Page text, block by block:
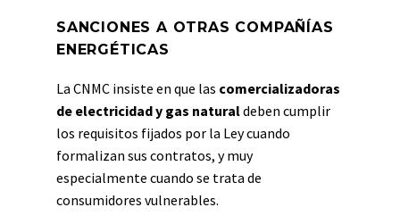
SANCIONES A OTRAS COMPAÑÍAS
ENERGÉTICAS
La CNMC insiste en que las comercializadoras
de electricidad y gas naturaldeben cumplir
los requisitos fijados por la Ley cuando
formalizan sus contratos, y muy
especialmente cuando se trata de
consumidores vulnerables.